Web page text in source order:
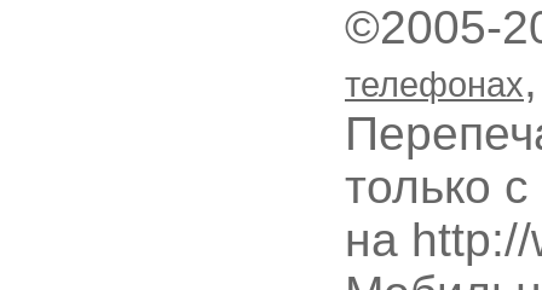
©2005-
телефонах
только
на